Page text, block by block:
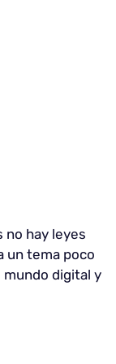
no hay leyes
un tema poco
mundo digital y